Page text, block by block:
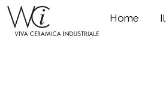
Home